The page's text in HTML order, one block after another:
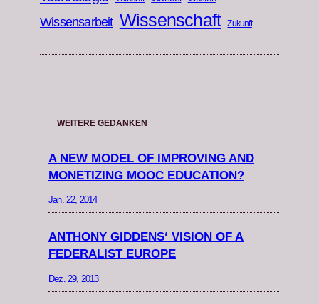
Wissensarbeit Wissenschaft Zukunft
WEITERE GEDANKEN
A NEW MODEL OF IMPROVING AND
MONETIZING MOOC EDUCATION?
Jan. 22, 2014
ANTHONY GIDDENS‘ VISION OF A
FEDERALIST EUROPE
Dez. 29, 2013